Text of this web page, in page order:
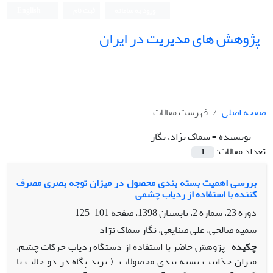
پژوهش های مدیریت در ایران
صفحه اصلی
فهرست مقالات
نویسنده =سماک نژاد، نگار
تعداد مقالات:
1
بررسی اهمیت بسته بندی محصول در میزان توجه بصری مصرف
کننده با استفاده از ردیاب چشمی
دوره 23، شماره 2، تابستان 1398، صفحه
101-125
سمیه صالحی، علی صنایعی، نگار سماک نژاد
چکیده پژوهش حاضر با استفاده از دستگاه ردیاب حرکات چشم،
میزان جذابیت بسته بندی محصولات ( برند پگاه در دو حالت با